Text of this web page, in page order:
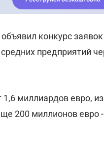
конкурс
предприятий
миллиардов евро,
200 миллионов евро